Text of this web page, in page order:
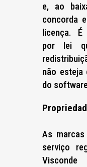
e, ao
concorda
licença. É
por lei
não esteja
do
As
serviço